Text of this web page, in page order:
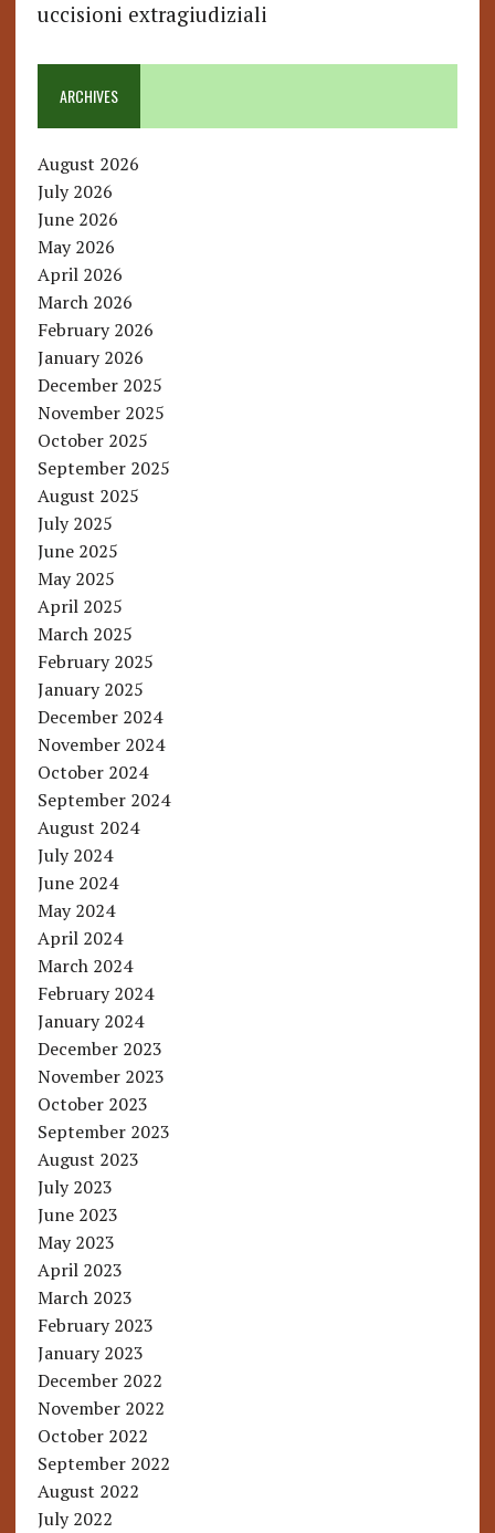
uccisioni extragiudiziali
ARCHIVES
August 2026
July 2026
June 2026
May 2026
April 2026
March 2026
February 2026
January 2026
December 2025
November 2025
October 2025
September 2025
August 2025
July 2025
June 2025
May 2025
April 2025
March 2025
February 2025
January 2025
December 2024
November 2024
October 2024
September 2024
August 2024
July 2024
June 2024
May 2024
April 2024
March 2024
February 2024
January 2024
December 2023
November 2023
October 2023
September 2023
August 2023
July 2023
June 2023
May 2023
April 2023
March 2023
February 2023
January 2023
December 2022
November 2022
October 2022
September 2022
August 2022
July 2022